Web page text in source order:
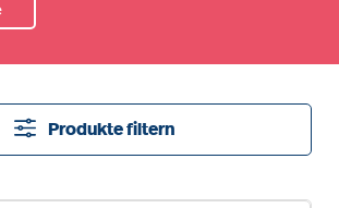
Produkte filtern